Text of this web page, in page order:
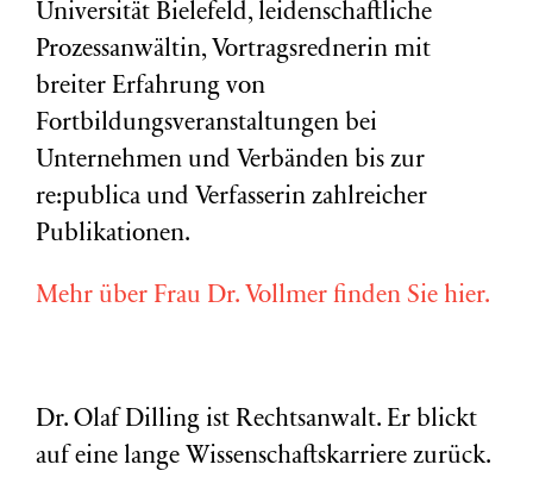
Universität Bielefeld, leidenschaftliche
Prozessanwältin, Vortragsrednerin mit
breiter Erfahrung von
Fortbildungsveranstaltungen bei
Unternehmen und Verbänden bis zur
re:publica und Verfasserin zahlreicher
Publikationen.
Mehr über Frau Dr. Vollmer finden Sie hier.
Dr. Olaf Dilling ist Rechtsanwalt. Er blickt
auf eine lange Wissenschaftskarriere zurück.